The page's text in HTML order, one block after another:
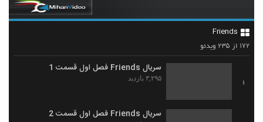
Friends
۱۷۲ از ۲۳۵ ویدئو
1
سریال Friends فصل اول قسمت 1
۳,۲۹۵ بازدید
سریال Friends فصل اول قسمت 2